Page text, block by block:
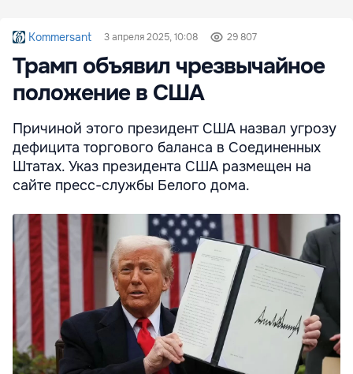
Kommersant 3 апреля 2025, 10:08 29 807
Трамп объявил чрезвычайное
положение в США
Причиной этого президент США назвал угрозу
дефицита торгового баланса в Соединенных
Штатах. Указ президента США размещен на
сайте пресс-службы Белого дома.